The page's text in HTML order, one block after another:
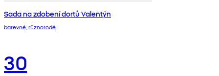
Sada na zdobení dortů Valentýn
barevné, různorodé
30